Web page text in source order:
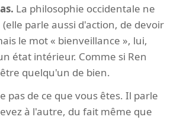
La philosophie occidentale ne
(elle parle aussi d'action, de devoir
le mot « bienveillance », lui,
état intérieur. Comme si Ren
quelqu'un de bien.
pas de ce que vous êtes. Il parle
à l'autre, du fait même que